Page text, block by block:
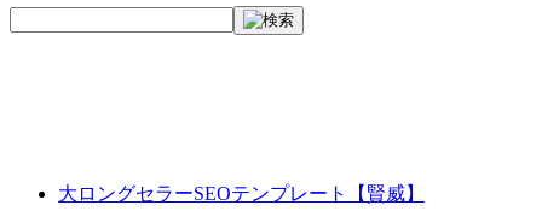
大ロングセラーSEOテンプレート【賢威】